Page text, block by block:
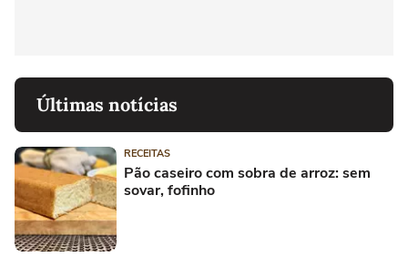
Últimas notícias
RECEITAS
Pão caseiro com sobra de arroz: sem
sovar, fofinho